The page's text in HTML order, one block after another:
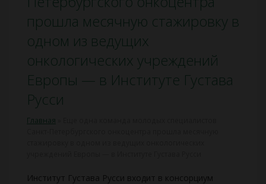
прошла месячную стажировку в
одном из ведущих
онкологических учреждений
Европы — в Институте Густава
Русси
Главная
Институт Густава Русси входит в консорциум